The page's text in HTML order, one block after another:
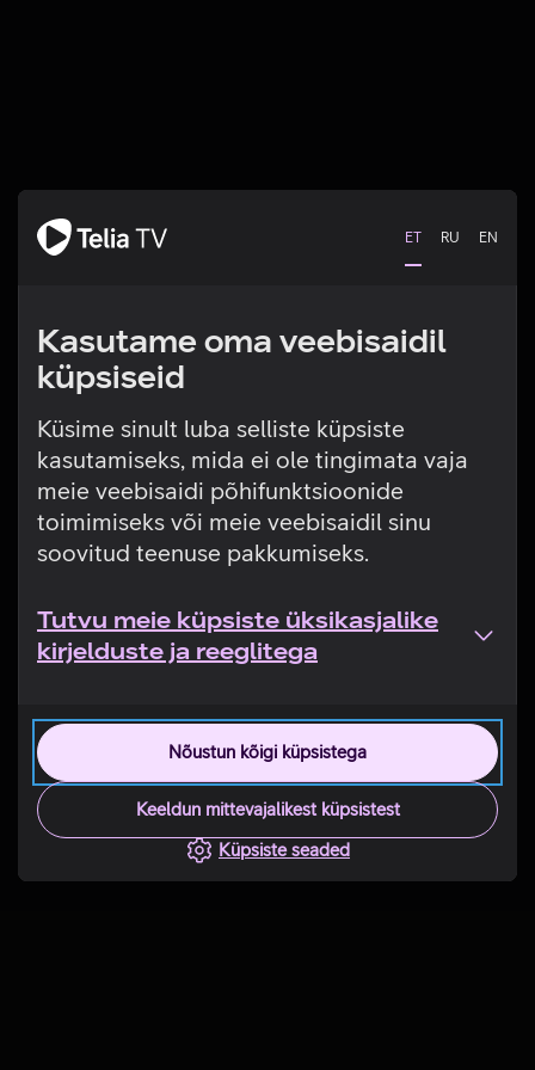
ET RU EN
Kasutame oma veebisaidil
küpsiseid
Küsime sinult luba selliste küpsiste
kasutamiseks, mida ei ole tingimata vaja
meie veebisaidi põhifunktsioonide
toimimiseks või meie veebisaidil sinu
soovitud teenuse pakkumiseks.
Tutvu meie küpsiste üksikasjalike
kirjelduste ja reeglitega
Nõustun kõigi küpsistega
Keeldun mittevajalikest küpsistest
Küpsiste seaded
Tehniline viga